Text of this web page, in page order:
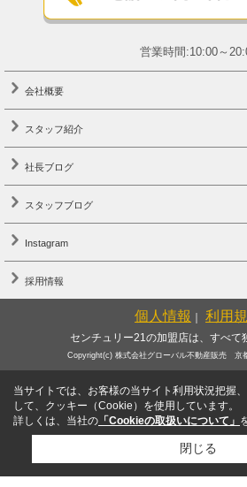
営業時間:10:00～
会社概要
スタッフ紹介
社長ブログ
スタッフブログ
Instagram
採用情報
個人情報 利用
センチュリー21の加盟店は、すべて
Copyright(c) 株式会社グローバル不動産販売 京
当サイトでは、お客様の当サイト利用状況把握
して、クッキー（Cookie）を使用しています。
詳しくは、当社の 「Cookieの取扱いについて」
閉じる